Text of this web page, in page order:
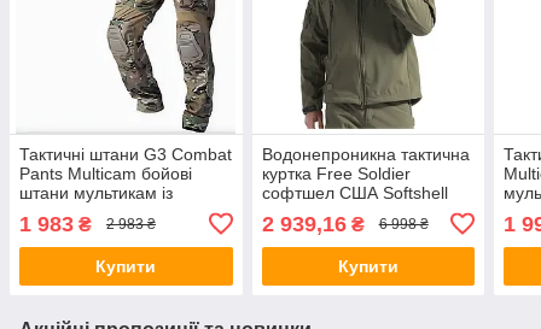
Тактичні штани G3 Combat
Pants Multicam бойові
штани мультикам із
спандекс вставками
1 983 ₴ 2 983 ₴
Купити
Водонепроникна тактична
куртка Free Soldier
софтшел США Softshell
2 939,16₴ 6 998 ₴
Купити
1